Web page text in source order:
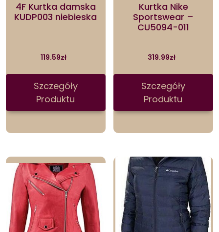
4F Kurtka damska
KUDP003 niebieska
119.59zł
Szczegóły
Produktu
Kurtka Nike
Sportswear –
CU5094-011
319.99zł
Szczegóły
Produktu